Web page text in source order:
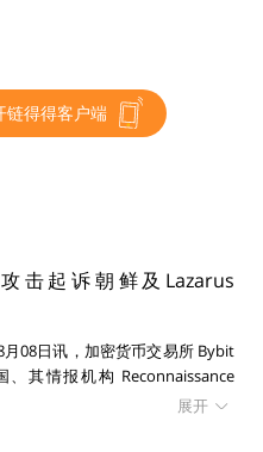
并且对偏见、厌女和种族
可能会觉得很难受。Mirce
何解读。以其
他决定通过悬赏暗杀一名
点。虽然他这样做是为了提
，但由于其令人震惊的价
多数读者都没有注意这个观
坚决的反对对比特币进行
Core 0.5，创建了「真
链得得客户端
击起诉朝鲜及Lazarus
08日讯，加密货币交易所 Bybit
其情报机构 Reconnaissance
制裁的黑客组织 Lazarus Group
美元的黑客攻击事件。 美国联
展开